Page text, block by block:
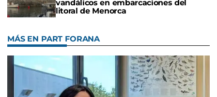
vandálicos en embarcaciones del
litoral de Menorca
MÁS EN PART FORANA